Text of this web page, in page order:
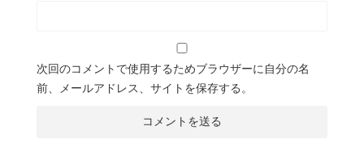
次回のコメントで使用するためブラウザーに自分の名
前、メールアドレス、サイトを保存する。